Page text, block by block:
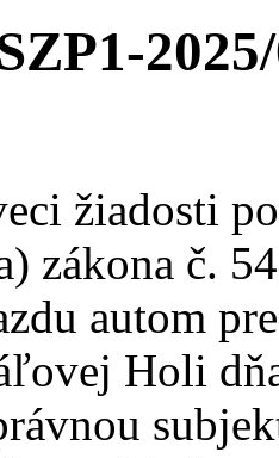
žiadosti
zákona č.
autom
Holi